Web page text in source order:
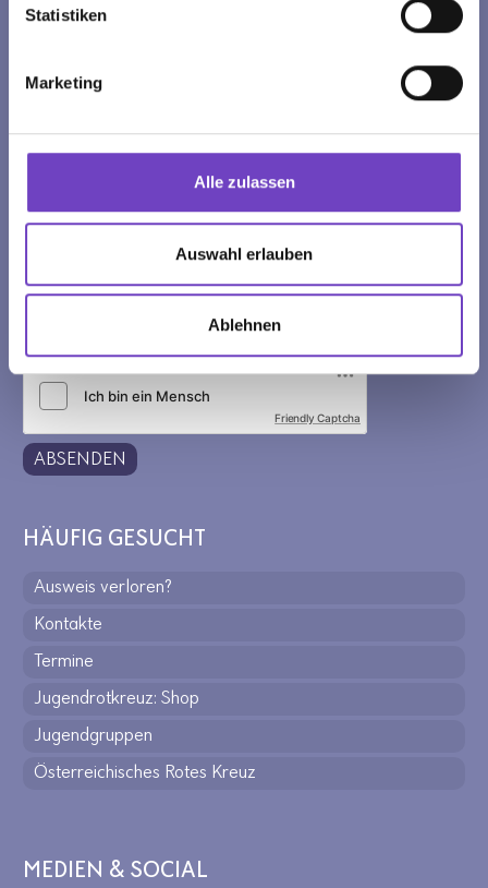
Statistiken
Marketing
Alle zulassen
Auswahl erlauben
Ablehnen
Österreichischen Jugendrotkreuzes an und erfahren Sie
das Neueste über unsere Aktionen und Angebote.
E-Mail-Adresse
Postleitzahl
Friendly Captcha
ABSENDEN
HÄUFIG GESUCHT
Ausweis verloren?
Kontakte
Termine
Jugendrotkreuz: Shop
Jugendgruppen
Österreichisches Rotes Kreuz
MEDIEN & SOCIAL